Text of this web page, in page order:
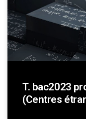
T. bac2023
(Centres